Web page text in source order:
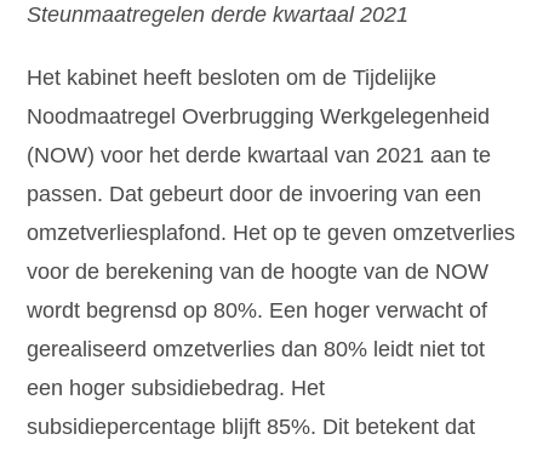
Steunmaatregelen derde kwartaal 2021
Het kabinet heeft besloten om de Tijdelijke
Noodmaatregel Overbrugging Werkgelegenheid
(NOW) voor het derde kwartaal van 2021 aan te
passen. Dat gebeurt door de invoering van een
omzetverliesplafond. Het op te geven omzetverlies
voor de berekening van de hoogte van de NOW
wordt begrensd op 80%. Een hoger verwacht of
gerealiseerd omzetverlies dan 80% leidt niet tot
een hoger subsidiebedrag. Het
subsidiepercentage blijft 85%. Dit betekent dat